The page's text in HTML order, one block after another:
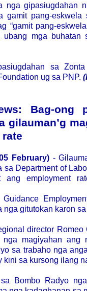
nga gipasiugdahan
gamit pang-eskwela
“gamit pang-
ubang mga buhatan
sa
ug sa PNP.
Bag-ong
gilauman’g
February)-
sa Department of
ang employment
nga gitutokan karon
director Romeo
nga magiyahan ang
sa trabaho nga
kini sa kursong ilang
Bombo Radyo